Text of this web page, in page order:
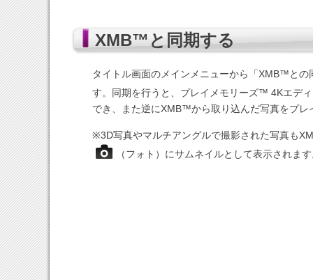
XMB™と同期する
タイトル画面のメインメニューから「XMB™と
す。同期を行うと、プレイメモリーズ™ 4Kエデ
でき、また逆にXMB™から取り込んだ写真をプ
※3D写真やマルチアングルで撮影された写真も
（フォト）にサムネイルとして表示されま